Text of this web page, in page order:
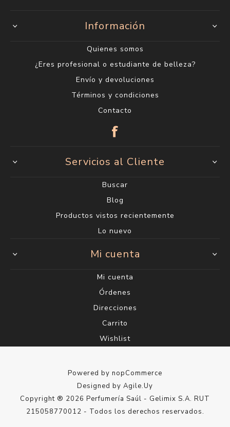
Información
Quienes somos
¿Eres profesional o estudiante de belleza?
Envío y devoluciones
Términos y condiciones
Contacto
Servicios al Cliente
Buscar
Blog
Productos vistos recientemente
Lo nuevo
Mi cuenta
Mi cuenta
Órdenes
Direcciones
Carrito
Wishlist
Powered by nopCommerce
Designed by Agile.Uy
Copyright ® 2026 Perfumería Saúl - Gelimix S.A. RUT
215058770012 - Todos los derechos reservados.